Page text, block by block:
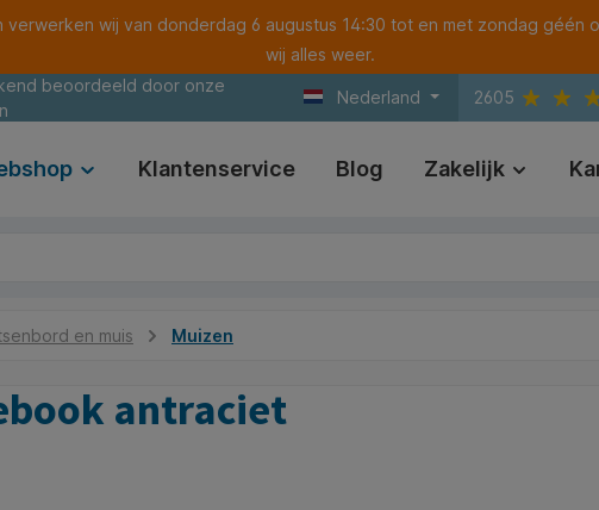
wij van donderdag 6 augustus 14:30 tot en met zondag géén
wij alles weer.
beoordeeld door onze
Nederland 2605
Klantenservice Blog Zakelijk
en muis Muizen
antraciet